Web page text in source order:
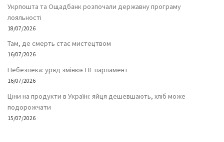
Укрпошта та Ощадбанк розпочали державну програму
лояльності
18/07/2026
Там, де смерть стає мистецтвом
16/07/2026
Небезпека: уряд змінює НЕ парламент
16/07/2026
Ціни на продукти в Україні: яйця дешевшають, хліб може
подорожчати
15/07/2026